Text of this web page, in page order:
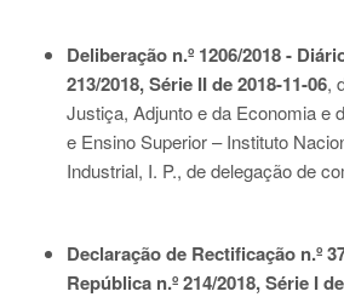
Deliberação n.º 1206/2018 -
213/2018, Série II de 2018-11-06,
Justiça, Adjunto e da Economia e
e Ensino Superior – Instituto
Industrial, I. P., de delegação de
Declaração de Rectificação n.º
República n.º 214/2018, Série I